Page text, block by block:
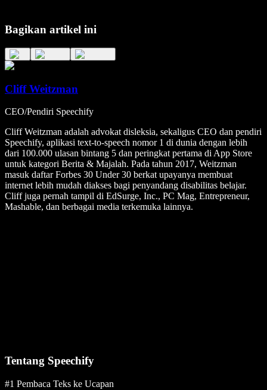
Bagikan artikel ini
Cliff Weitzman
CEO/Pendiri Speechify
Cliff Weitzman adalah advokat disleksia, sekaligus CEO dan pendiri
Speechify, aplikasi text-to-speech nomor 1 di dunia dengan lebih
dari 100.000 ulasan bintang 5 dan peringkat pertama di App Store
untuk kategori Berita & Majalah. Pada tahun 2017, Weitzman
masuk daftar Forbes 30 Under 30 berkat upayanya membuat
internet lebih mudah diakses bagi penyandang disabilitas belajar.
Cliff juga pernah tampil di EdSurge, Inc., PC Mag, Entrepreneur,
Mashable, dan berbagai media terkemuka lainnya.
Tentang Speechify
#1 Pembaca Teks ke Ucapan